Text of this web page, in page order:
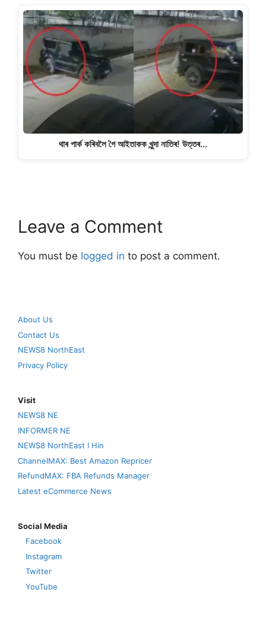
থাৰ পাৰ্ক কৰিবলৈ গৈ আইতাকক খুন্দা নাতিৰ! উত্তৰ…
Leave a Comment
You must be logged in to post a comment.
About Us
Contact Us
NEWS8 NorthEast
Privacy Policy
Visit
NEWS8 NE
INFORMER NE
NEWS8 NorthEast I Hin
ChannelMAX: Best Amazon Repricer
RefundMAX: FBA Refunds Manager
Latest eCommerce News
Social Media
Facebook
Instagram
Twitter
YouTube